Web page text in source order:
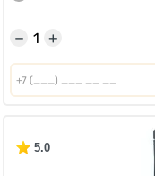
+
−
5.0